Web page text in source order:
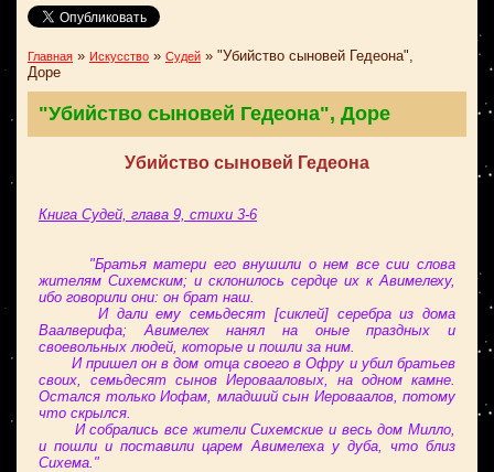
Главная » Искусство » Судей » "Убийство сыновей Гедеона",
Доре
"Убийство сыновей Гедеона", Доре
Убийство сыновей Гедеона
Книга Судей, глава 9, стихи 3-6
"Братья матери его внушили о нем все сии слова
жителям Сихемским; и склонилось сердце их к Авимелеху,
ибо говорили они: он брат наш.
И дали ему семьдесят [сиклей] серебра из дома
Ваалверифа; Авимелех нанял на оные праздных и
своевольных людей, которые и пошли за ним.
И пришел он в дом отца своего в Офру и убил братьев
своих, семьдесят сынов Иеровааловых, на одном камне.
Остался только Иофам, младший сын Иероваалов, потому
что скрылся.
И собрались все жители Сихемские и весь дом Милло,
и пошли и поставили царем Авимелеха у дуба, что близ
Сихема."